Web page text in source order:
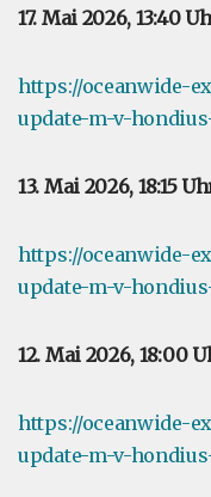
17. Mai 2026, 13:40
https://oceanwide-
update-m-v-
13. Mai 2026, 18:15
https://oceanwide-
update-m-v-
12. Mai 2026, 18:00
https://oceanwide-
update-m-v-